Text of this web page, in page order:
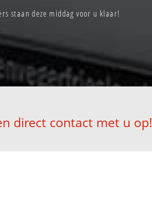
staan deze middag voor u klaar!
direct contact met u op!